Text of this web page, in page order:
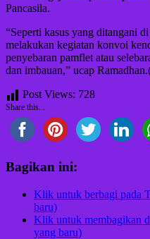
Pancasila.
“Seperti kasus yang ditangani
melakukan kegiatan konvoi
penyebaran pamflet atau
dan imbauan,” ucap
Post Views: 728
Share this...
Bagikan ini:
Klik untuk berbagi pada
baru)
Klik untuk membagikan
yang baru)